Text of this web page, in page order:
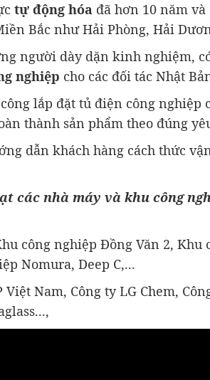
tự động hóa đã hơn 10 năm
Bắc như Hải Phòng, Hải
người dày dặn kinh nghiệm,
nghiệp cho các đối tác Nhật
lắp đặt tủ điện công nghiệp
thành sản phẩm theo đúng
dẫn khách hàng cách thức
các nhà máy và khu công
công nghiệp Đồng Văn 2, Khu
Nomura, Deep C,...
Nam, Công ty LG Chem,